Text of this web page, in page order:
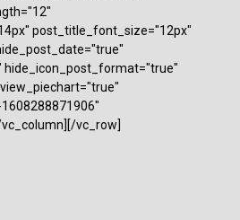
post_title_font_size="12px"
hide_icon_post_format="true"
vc_row]